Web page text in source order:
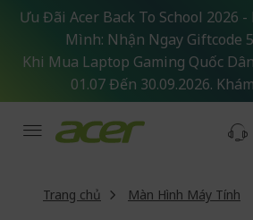
Ưu Đãi Acer Back To School 2026 -
Mình: Nhận Ngay Giftcode
Khi Mua Laptop Gaming Quốc
01.07 Đến 30.09.2026.
Trang chủ Màn Hình Máy Tính